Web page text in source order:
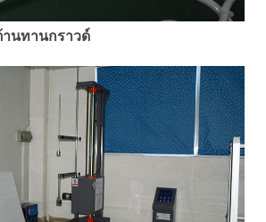
นทานกราวด์